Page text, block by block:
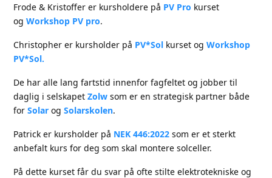
Frode & Kristoffer er kursholdere på PV Pro kurset
ogWorkshop PV pro.
Christopher er kursholder på PV*Sol kurset ogWorkshop
PV*Sol.
De har alle lang fartstid innenfor fagfeltet og jobber til
daglig i selskapetZolw som er en strategisk partner både
forSolar ogSolarskolen.
Patrick er kursholder på NEK 446:2022 som er et sterkt
anbefalt kurs for deg som skal montere solceller.
På dette kurset får du svar på ofte stilte elektrotekniske og